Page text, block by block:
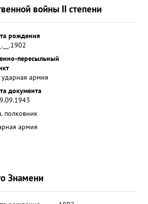
войны II степени
рождения
__.__.1902
пересыльный
ударная армия
документа
полковник
армия
Знамени